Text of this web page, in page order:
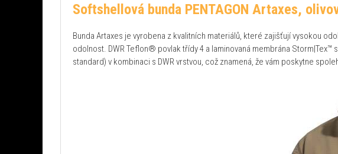
Softshellová bunda PENTAGON Artaxes,
Bunda Artaxes je vyrobena z kvalitních materiálů, které zajišťují vysokou
odolnost. DWR Teflon® povlak třídy 4 a laminovaná membrána
standard) v kombinaci s DWR vrstvou, což znamená, že vám poskytne